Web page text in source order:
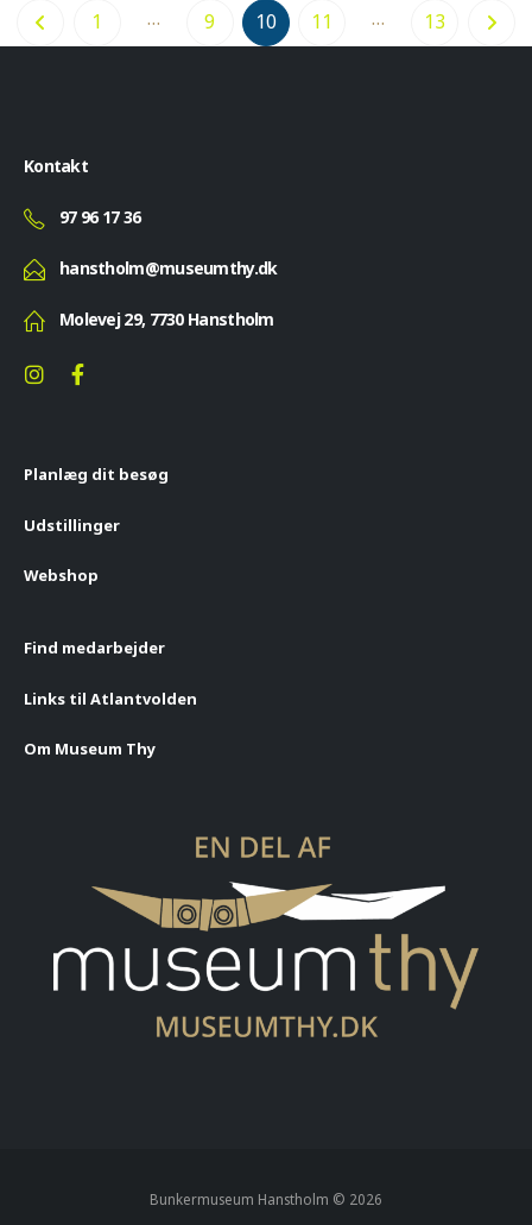
1 … 9 10 11 … 13
Kontakt
97 96 17 36
hanstholm@museumthy.dk
Molevej 29, 7730 Hanstholm
Planlæg dit besøg
Udstillinger
Webshop
Find medarbejder
Links til Atlantvolden
Om Museum Thy
Bunkermuseum Hanstholm © 2026